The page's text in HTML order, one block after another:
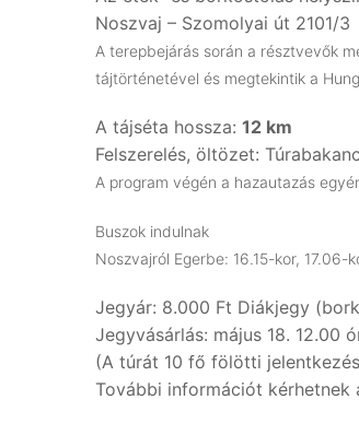
Noszvaj – Szomolyai út 2101/3
A terepbejárás során a résztvevők
tájtörténetével és megtekintik a
A tájséta hossza: 12 km
Felszerelés, öltözet:
A program végén a hazautazás
Buszok indulnak
Noszvajról Egerbe: 16.15-kor, 17.06-
Jegyár: 8.000 Ft Diákjegy
Jegyvásárlás: május 18. 12.00
(A túrát 10 fő fölötti
További információt kérhetnek